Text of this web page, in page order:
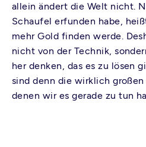
allein ändert die Welt nicht.
Schaufel erfunden habe,
mehr Gold finden werde.
nicht von der Technik,
her denken, das es zu lösen
sind denn die wirklich
denen wir es gerade zu tun